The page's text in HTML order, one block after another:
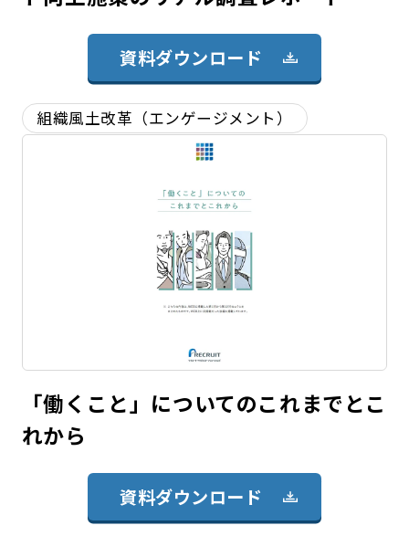
資料ダウンロード
組織風土改革（エンゲージメント）
「働くこと」についてのこれまでとこ
れから
資料ダウンロード